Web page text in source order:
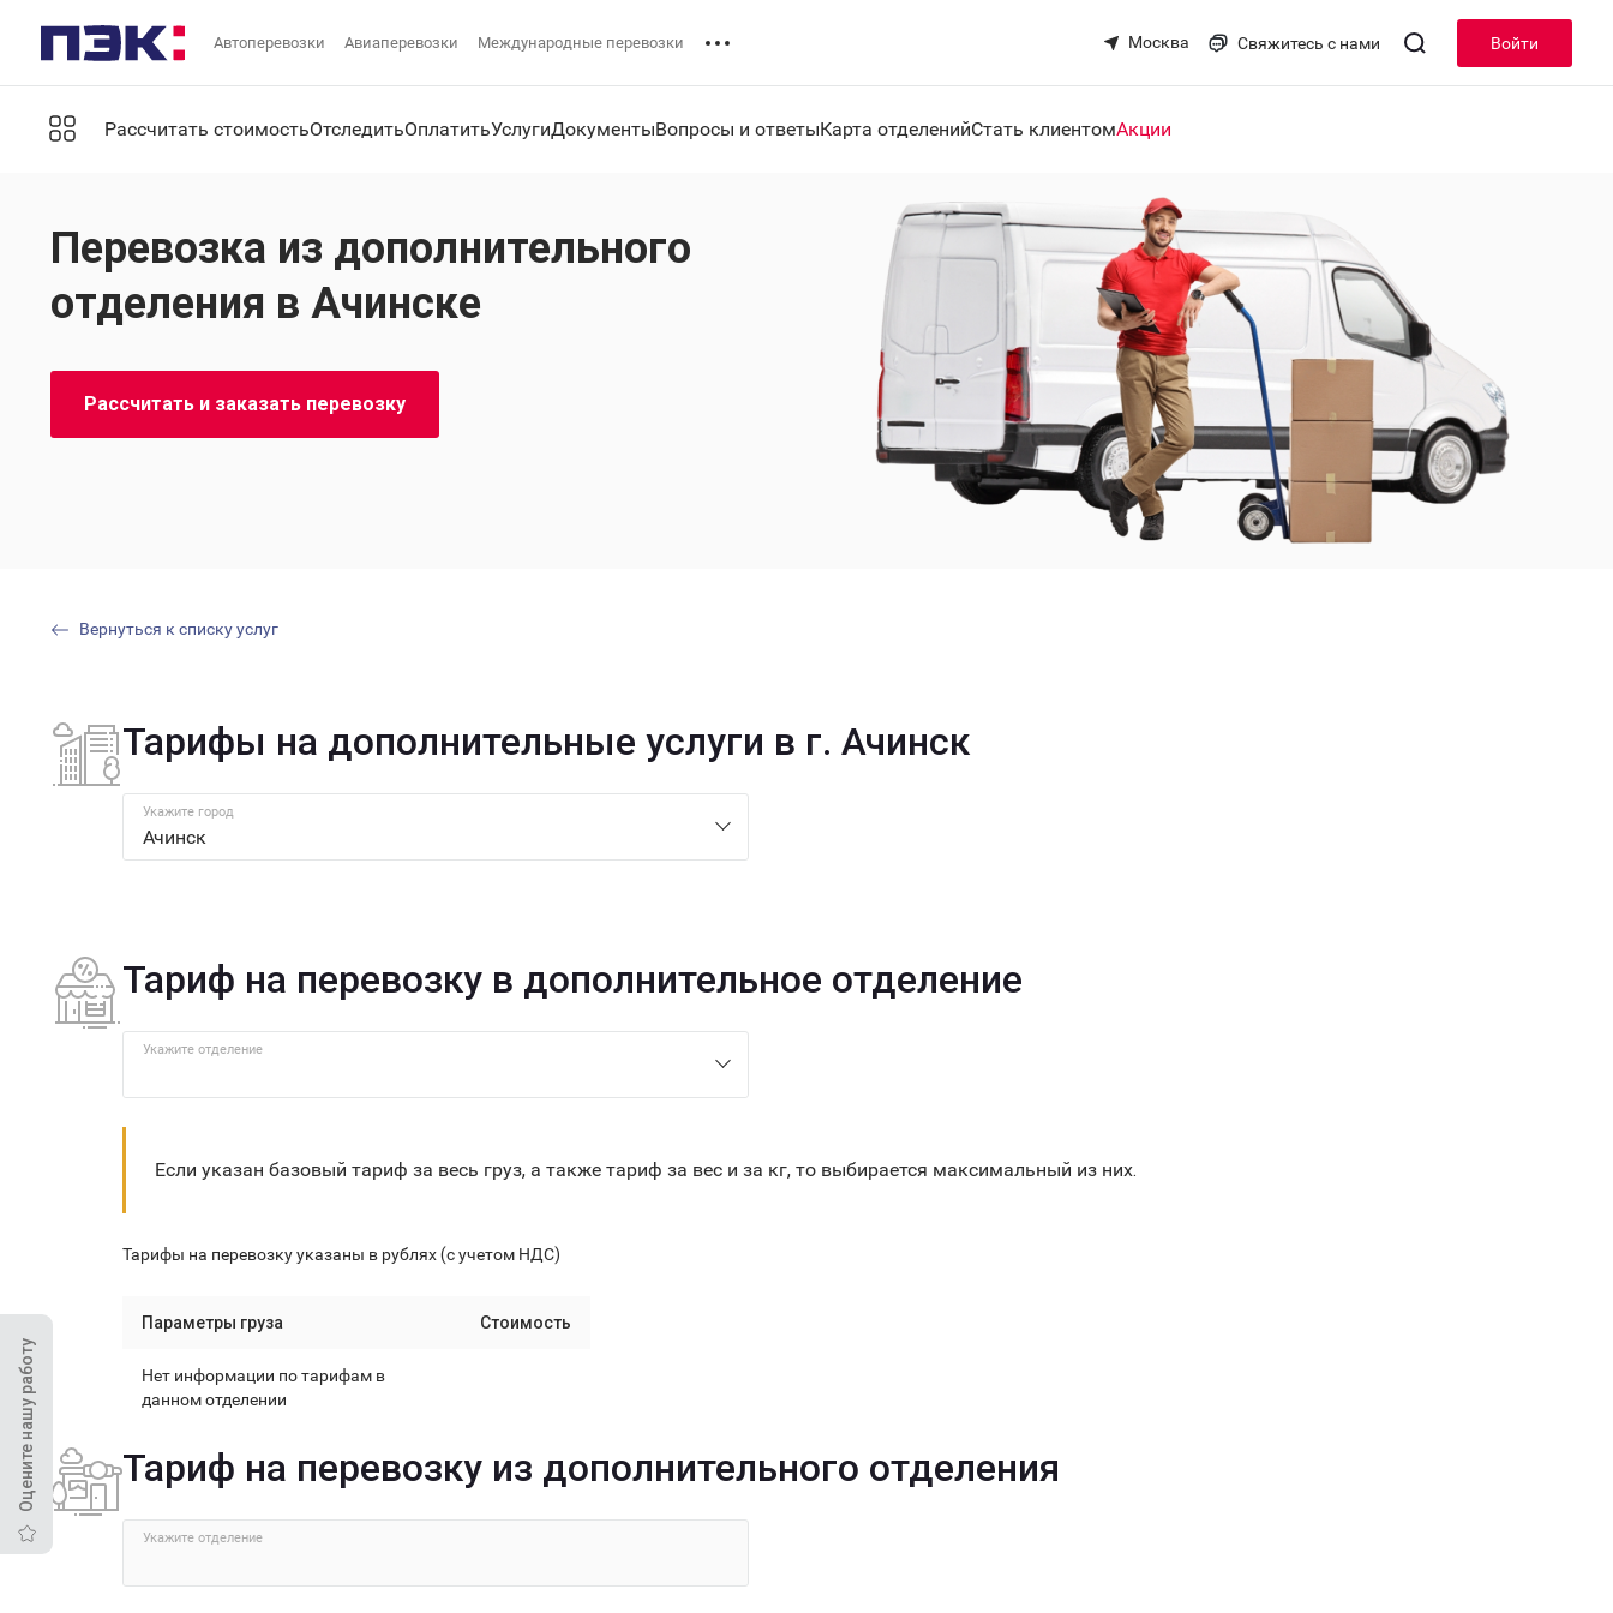
Автоперевозки Авиаперевозки Международные перевозки Москва Свяжитесь с нами Войти
Рассчитать стоимостьОтследитьОплатитьУслугиДокументыВопросы и ответыКарта отделенийСтать клиентомАкции
Оцените нашу работу
Перевозка из дополнительного
отделения в Ачинске
Рассчитать и заказать перевозку
Вернуться к списку услуг
Тарифы на дополнительные услуги в г. Ачинск
Укажите город
Тариф на перевозку в дополнительное отделение
Укажите отделение
Если указан базовый тариф за весь груз, а также тариф за вес и за кг, то выбирается максимальный из них.
Тарифы на перевозку указаны в рублях (с учетом НДС)
Параметры груза Стоимость
Нет информации по тарифам в
данном отделении
Тариф на перевозку из дополнительного отделения
Укажите отделение